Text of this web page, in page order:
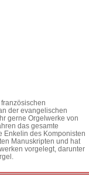
der evangelischen
gerne Orgelwerke von
das gesamte
Enkelin des Komponisten
Manuskripten und hat
vorgelegt, darunter